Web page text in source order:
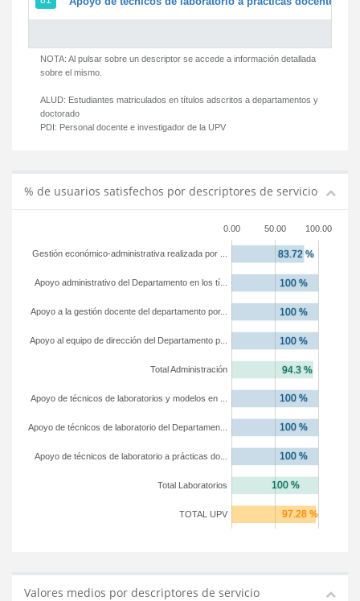
NOTA: Al pulsar sobre un descriptor se accede a información detallada
sobre el mismo.
ALUD: Estudiantes matriculados en títulos adscritos a departamentos y
doctorado
PDI: Personal docente e investigador de la UPV
% de usuarios satisfechos por descriptores de servicio
0.00 50.00 100.00
TOTAL UPV
Total Laboratorios
Apoyo de técnicos de laboratorio a prácticas do...
Apoyo de técnicos de laboratorio del Departamen...
Apoyo de técnicos de laboratorios y modelos en ...
Total Administración
Apoyo al equipo de dirección del Departamento p...
Apoyo a la gestión docente del departamento por...
Apoyo administrativo del Departamento en los tí...
Gestión económico-administrativa realizada por ...
Valores medios por descriptores de servicio